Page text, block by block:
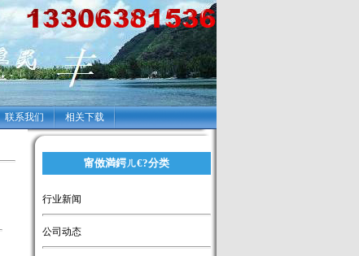
联系我们 相关下载
甯傚満鍔ㄦ€?分类
行业新闻
公司动态